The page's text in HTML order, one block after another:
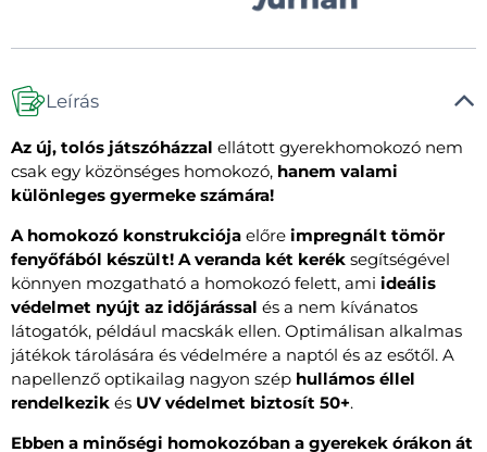
Leírás
Az új, tolós játszóházzal ellátott gyerekhomokozó nem
csak egy közönséges homokozó, hanem valami
különleges gyermeke számára!
A homokozó konstrukciója előre impregnált tömör
fenyőfából készült! A veranda két kerék segítségével
könnyen mozgatható a homokozó felett, ami ideális
védelmet nyújt az időjárással és a nem kívánatos
látogatók, például macskák ellen. Optimálisan alkalmas
játékok tárolására és védelmére a naptól és az esőtől. A
napellenző optikailag nagyon szép hullámos éllel
rendelkezik és UV védelmet biztosít 50+.
Ebben a minőségi homokozóban a gyerekek órákon át